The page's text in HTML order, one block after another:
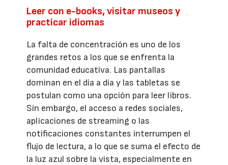
Leer con e-books, visitar museos y
practicar idiomas
La falta de concentración es uno de los
grandes retos a los que se enfrenta la
comunidad educativa. Las pantallas
dominan en el día a día y las tabletas se
postulan como una opción para leer libros.
Sin embargo, el acceso a redes sociales,
aplicaciones de streaming o las
notificaciones constantes interrumpen el
flujo de lectura, a lo que se suma el efecto de
la luz azul sobre la vista, especialmente en